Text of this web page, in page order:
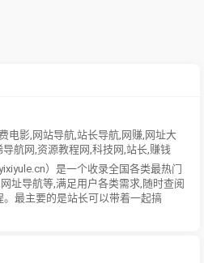
电影 网站导航 站长导航 网赚 网址大
导航网 资源教程网 科技网 站长 赚钱
）是一个收录全国各类最热门
址导航等,满足用户各类需求,随时查阅
最主要的是站长可以带着一起搞